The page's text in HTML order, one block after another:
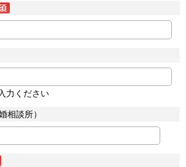
力ください
相談所）